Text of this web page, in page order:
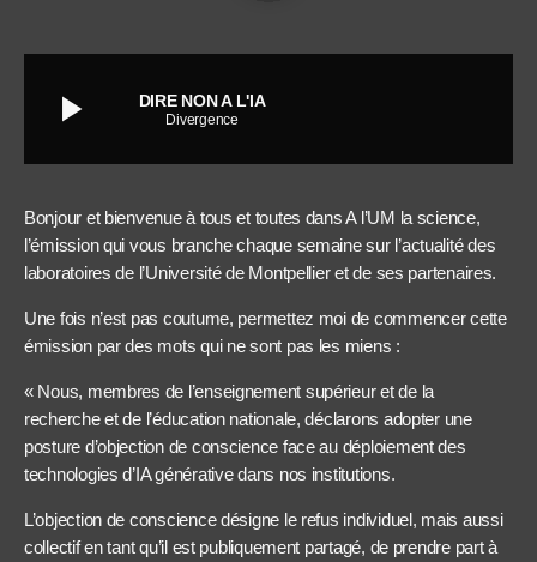
play_arrow DIRE NON A L'IA
Divergence
Bonjour et bienvenue à tous et toutes dans A l’UM la science,
l’émission qui vous branche chaque semaine sur l’actualité des
laboratoires de l’Université de Montpellier et de ses partenaires.
Une fois n’est pas coutume, permettez moi de commencer cette
émission par des mots qui ne sont pas les miens :
« Nous, membres de l’enseignement supérieur et de la
recherche et de l’éducation nationale, déclarons adopter une
posture d’objection de conscience face au déploiement des
technologies d’IA générative dans nos institutions.
L’objection de conscience désigne le refus individuel, mais aussi
collectif en tant qu’il est publiquement partagé, de prendre part à